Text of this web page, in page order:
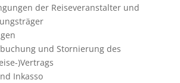
der Reiseveranstalter und
und Stornierung des
)Vertrags
Inkasso